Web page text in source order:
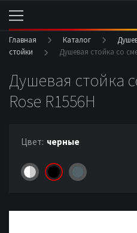
Главная Каталог
стойки
Душевая стойка со
Душевая стойка
Rose R1556H
Цвет: черные